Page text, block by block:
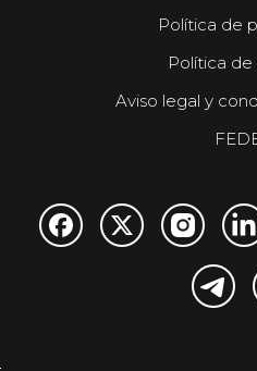
Política de
Política
Aviso legal y